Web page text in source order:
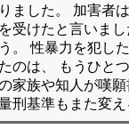
ました。 加害者
受けたと言いま
。 性暴力を犯し
のは、 もうひと
家族や知人が嘆
刑基準もまた変